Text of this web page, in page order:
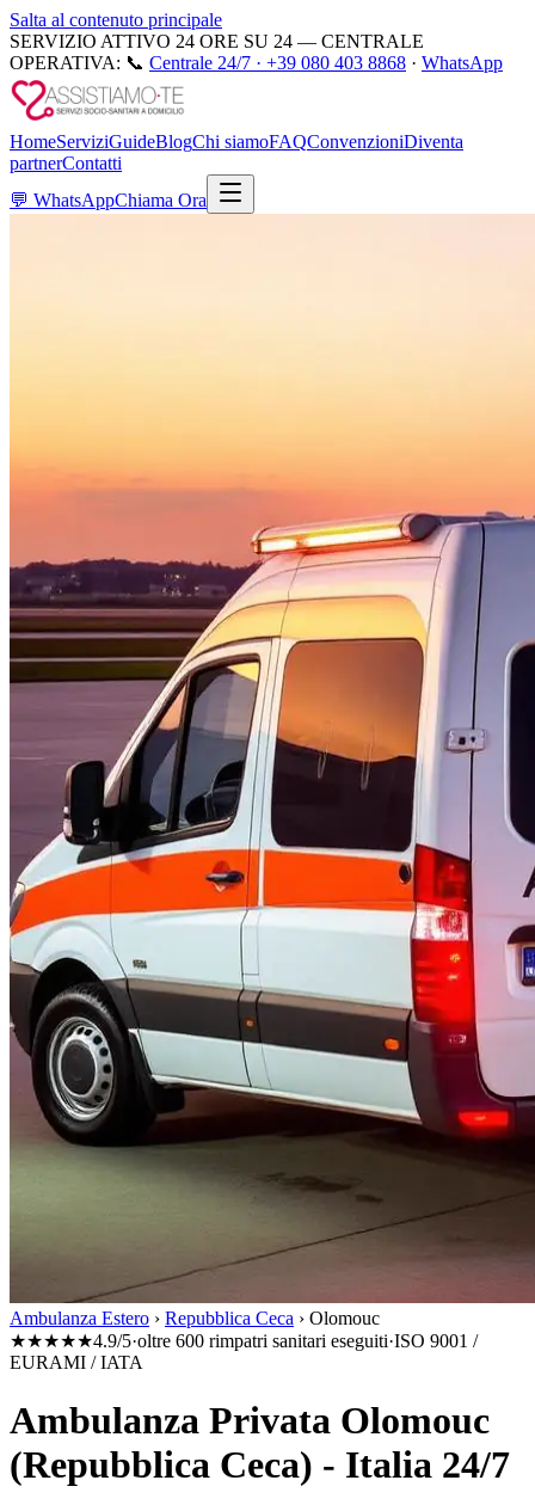
Salta al contenuto principale
SERVIZIO ATTIVO 24 ORE SU 24 — CENTRALE
OPERATIVA: 📞 Centrale 24/7 · +39 080 403 8868 · WhatsApp
HomeServiziGuideBlogChi siamoFAQConvenzioniDiventa
partnerContatti
💬 WhatsAppChiama Ora
Ambulanza Estero › Repubblica Ceca › Olomouc
★★★★★4.9/5·oltre 600 rimpatri sanitari eseguiti·ISO 9001 /
EURAMI / IATA
Ambulanza Privata Olomouc
(Repubblica Ceca) - Italia 24/7